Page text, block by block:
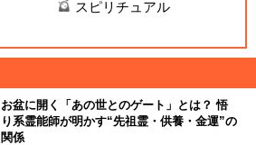
スピリチュアル
お盆に開く「あの世とのゲート」とは？ 悟
り系霊能師が明かす“先祖霊・供養・金運”の
関係